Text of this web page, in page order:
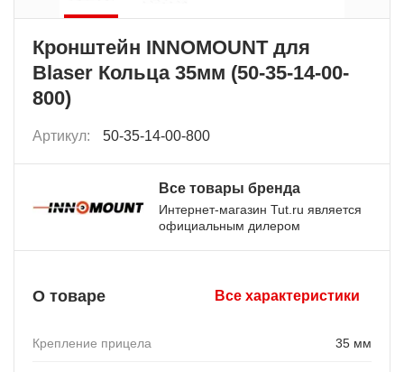
Кронштейн INNOMOUNT для
Blaser Кольца 35мм (50-35-14-00-
800)
Артикул: 50-35-14-00-800
Все товары бренда
Интернет-магазин Tut.ru является
официальным дилером
О товаре Все характеристики
Крепление прицела 35 мм